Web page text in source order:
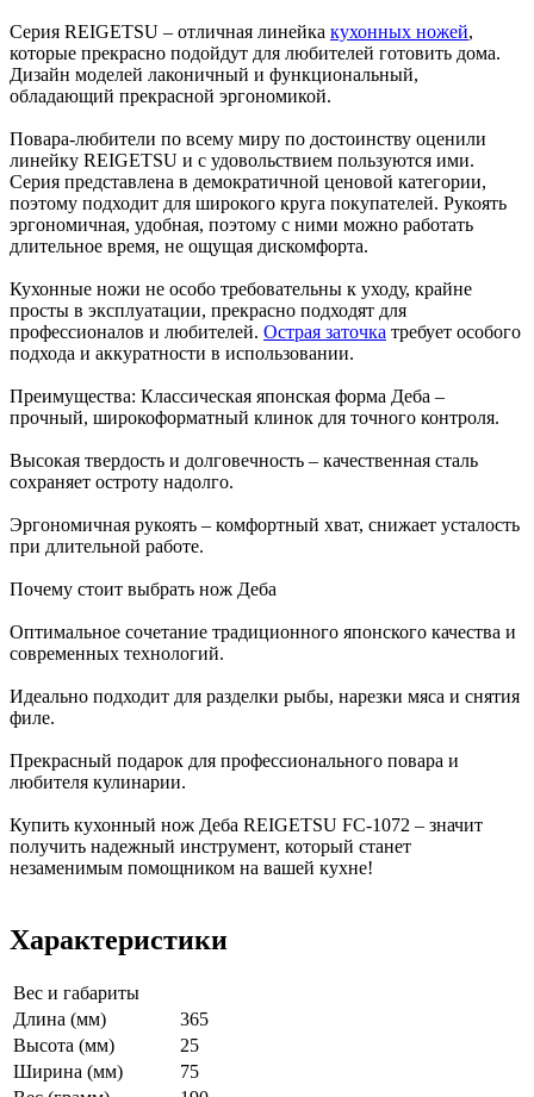
Серия REIGETSU – отличная линейка кухонных ножей,
которые прекрасно подойдут для любителей готовить дома.
Дизайн моделей лаконичный и функциональный,
обладающий прекрасной эргономикой.
Повара-любители по всему миру по достоинству оценили
линейку REIGETSU и с удовольствием пользуются ими.
Серия представлена в демократичной ценовой категории,
поэтому подходит для широкого круга покупателей. Рукоять
эргономичная, удобная, поэтому с ними можно работать
длительное время, не ощущая дискомфорта.
Кухонные ножи не особо требовательны к уходу, крайне
просты в эксплуатации, прекрасно подходят для
профессионалов и любителей. Острая заточка требует особого
подхода и аккуратности в использовании.
Преимущества: Классическая японская форма Деба –
прочный, широкоформатный клинок для точного контроля.
Высокая твердость и долговечность – качественная сталь
сохраняет остроту надолго.
Эргономичная рукоять – комфортный хват, снижает усталость
при длительной работе.
Почему стоит выбрать нож Деба
Оптимальное сочетание традиционного японского качества и
современных технологий.
Идеально подходит для разделки рыбы, нарезки мяса и снятия
филе.
Прекрасный подарок для профессионального повара и
любителя кулинарии.
Купить кухонный нож Деба REIGETSU FC-1072 – значит
получить надежный инструмент, который станет
незаменимым помощником на вашей кухне!
Характеристики
Вес и габариты
Длина (мм)
365
Высота (мм)
25
Ширина (мм)
75